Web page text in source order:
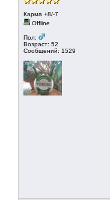
Карма +8/-7
Offline
Пол:
Возраст: 52
Сообщений: 1529